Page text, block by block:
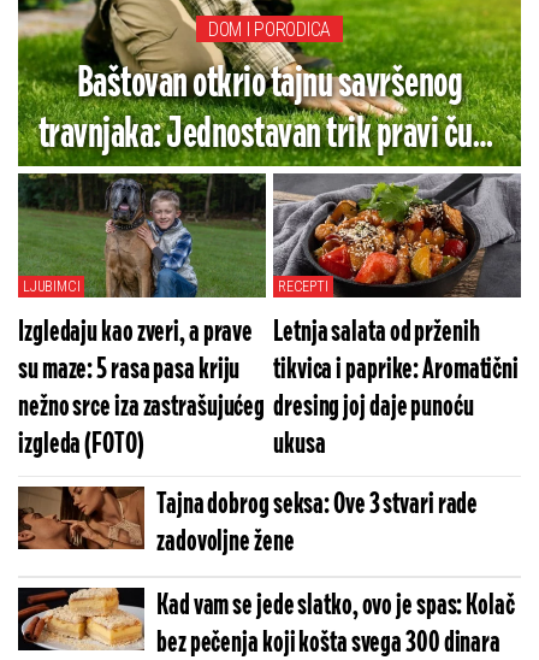
DOM I PORODICA
Baštovan otkrio tajnu savršenog
travnjaka: Jednostavan trik pravi čudo
za nekoliko nedelja
LJUBIMCI
Izgledaju kao zveri, a prave
su maze: 5 rasa pasa kriju
nežno srce iza zastrašujućeg
izgleda (FOTO)
RECEPTI
Letnja salata od prženih
tikvica i paprike: Aromatični
dresing joj daje punoću
ukusa
Tajna dobrog seksa: Ove 3 stvari rade
zadovoljne žene
Kad vam se jede slatko, ovo je spas: Kolač
bez pečenja koji košta svega 300 dinara